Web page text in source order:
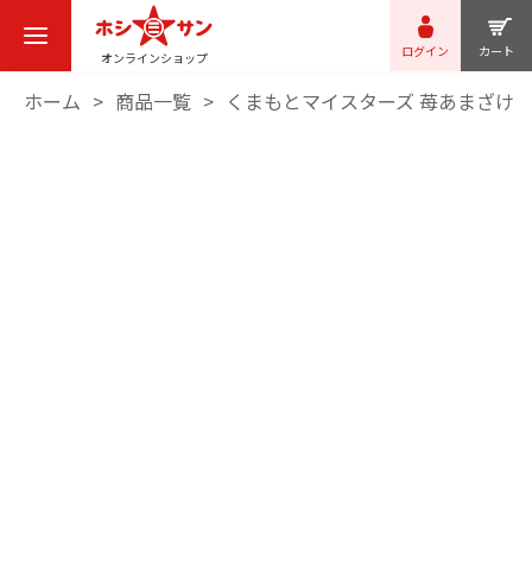
オンラインショップ ログイン カート
ホーム 商品一覧 くまもとマイスターズ 苺あまざ